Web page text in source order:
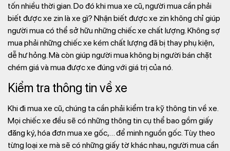
tốn nhiều thời gian. Do đó khi mua xe cũ, người mua cần phải
biết được xe zin là xe gì? Nhận biết được xe zin không chỉ giúp
người mua có thể sở hữu những chiếc xe chất lượng. Không sợ
mua phải những chiếc xe kém chất lượng đã bị thay phụ kiện,
dễ hư hỏng. Mà còn giúp người mua không bị người bán chặt
chém giá và mua được xe đúng với giá trị của nó.
Kiểm tra thông tin về xe
Khi đi mua xe cũ, chúng ta cần phải kiểm tra kỹ thông tin về xe.
Mọi chiếc xe đều sẽ có những thông tin cụ thể bao gồm giấy
đăng ký, hóa đơn mua xe gốc,… để minh nguồn gốc. Tùy theo
từng loại xe mà sẽ có những giấy tờ khác nhau, người mua cần